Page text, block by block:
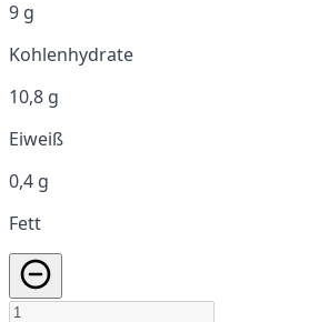
9 g
Kohlenhydrate
10,8 g
Eiweiß
0,4 g
Fett